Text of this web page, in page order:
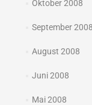
Oktober 2008
September 2008
August 2008
Juni 2008
Mai 2008